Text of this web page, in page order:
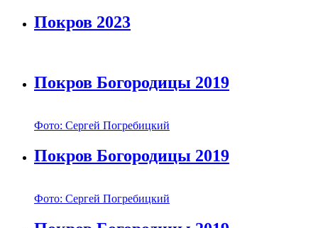
Покров 2023
Покров Богородицы 2019
Фото: Сергей Погребицкий
Покров Богородицы 2019
Фото: Сергей Погребицкий